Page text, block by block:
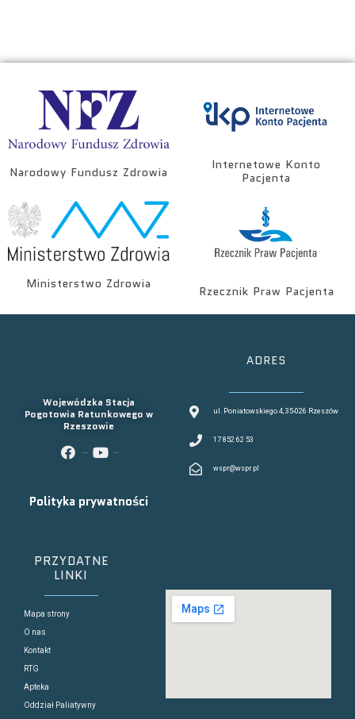
Narodowy Fundusz Zdrowia
Internetowe Konto
Pacjenta
Ministerstwo Zdrowia
Rzecznik Praw Pacjenta
Wojewódzka Stacja
Pogotowia Ratunkowego w
Rzeszowie
Polityka prywatności
ADRES
ul. Poniatowskiego 4, 35-026 Rzeszów
17 852 62 53
wspr@wspr.pl
PRZYDATNE
LINKI
Mapa strony
O nas
Kontakt
RTG
Apteka
Oddział Paliatywny